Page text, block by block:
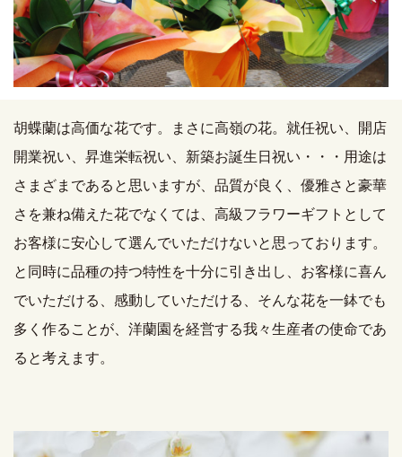
胡蝶蘭は高価な花です。まさに高嶺の花。就任祝い、開店
開業祝い、昇進栄転祝い、新築お誕生日祝い・・・用途は
さまざまであると思いますが、品質が良く、優雅さと豪華
さを兼ね備えた花でなくては、高級フラワーギフトとして
お客様に安心して選んでいただけないと思っております。
と同時に品種の持つ特性を十分に引き出し、お客様に喜ん
でいただける、感動していただける、そんな花を一鉢でも
多く作ることが、洋蘭園を経営する我々生産者の使命であ
ると考えます。